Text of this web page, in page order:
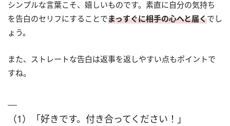
シンプルな言葉こそ、嬉しいものです。素直に自分の気持ち
を告白のセリフにすることでまっすぐに相手の心へと届くでし
ょう。
また、ストレートな告白は返事を返しやすい点もポイントで
すね。
（1）「好きです。付き合ってください！」